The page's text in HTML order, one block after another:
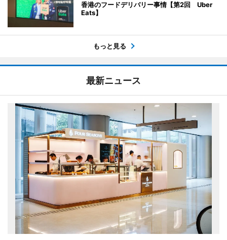
香港のフードデリバリー事情【第2回 Uber
Eats】
もっと見る
最新ニュース